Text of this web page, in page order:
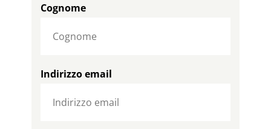
Cognome
Indirizzo email